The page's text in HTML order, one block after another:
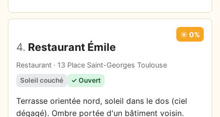
4. Restaurant Émile
Restaurant · 13 Place Saint-Georges Toulouse
☀️ 0%
Soleil couché ✓ Ouvert
Terrasse orientée nord, soleil dans le dos (ciel
dégagé). Ombre portée d'un bâtiment voisin.